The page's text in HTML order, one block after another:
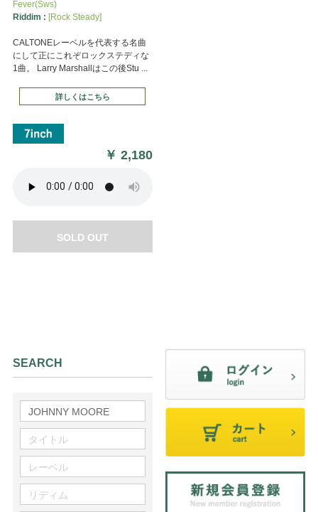
Fever(Sws)
Riddim : [Rock Steady]
CALTONEレーベルを代表する名曲
にして正にこれぞロックステディな
1曲。 Larry Marshallはこの後Stu ...
詳しくはこちら
￥2,180
SOLD OUT
SEARCH